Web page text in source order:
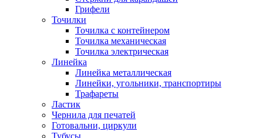
Грифели
Точилки
Точилка с контейнером
Точилка механическая
Точилка электрическая
Линейка
Линейка металлическая
Линейки, угольники, транспортиры
Трафареты
Ластик
Чернила для печатей
Готовальни, циркули
Тубусы